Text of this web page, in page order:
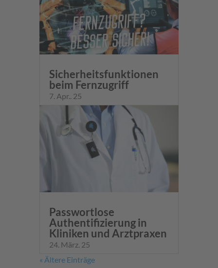
Sicherheitsfunktionen
beim Fernzugriff
7. Apr.. 25
Passwortlose
Authentifizierung in
Kliniken und Arztpraxen
24. März. 25
« Ältere Einträge